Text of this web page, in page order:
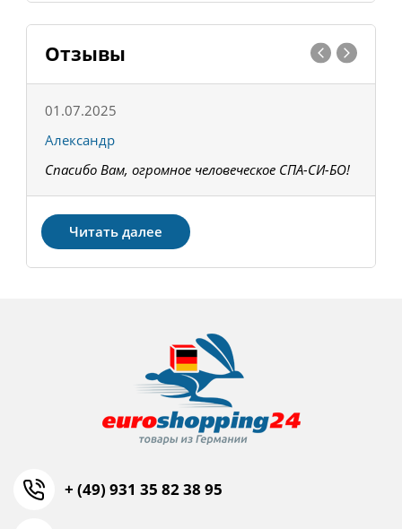
Отзывы
01.07.2025
Александр
Спасибо Вам, огромное человеческое СПА-СИ-БО!
Читать далее
+ (49) 931 35 82 38 95